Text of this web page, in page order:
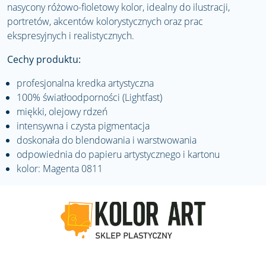
nasycony różowo-fioletowy kolor, idealny do ilustracji,
portretów, akcentów kolorystycznych oraz prac
ekspresyjnych i realistycznych.
Cechy produktu:
profesjonalna kredka artystyczna
100% światłoodporności (Lightfast)
miękki, olejowy rdzeń
intensywna i czysta pigmentacja
doskonała do blendowania i warstwowania
odpowiednia do papieru artystycznego i kartonu
kolor: Magenta 0811